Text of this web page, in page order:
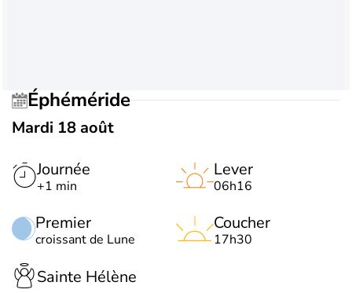
Éphéméride
Mardi 18 août
Journée
+1 min
Premier
croissant de Lune
Lever
06h16
Coucher
17h30
Sainte Hélène